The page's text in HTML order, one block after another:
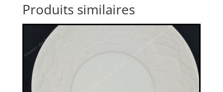
Produits similaires